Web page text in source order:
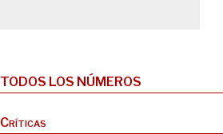
TODOS LOS NÚMEROS
Críticas